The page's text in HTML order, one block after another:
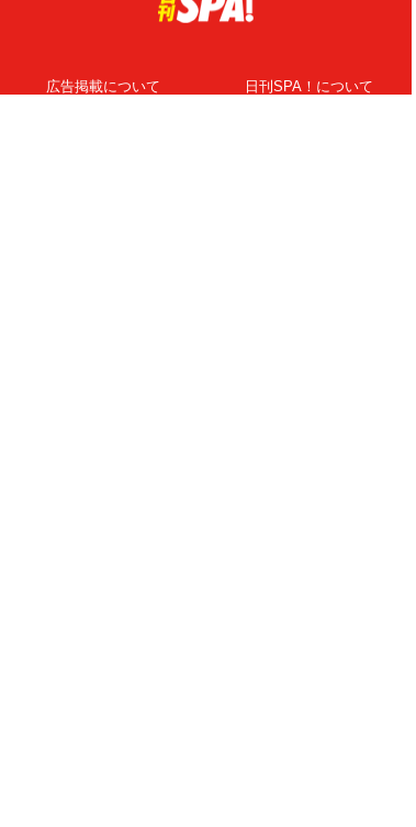
広告掲載について 日刊SPA！について